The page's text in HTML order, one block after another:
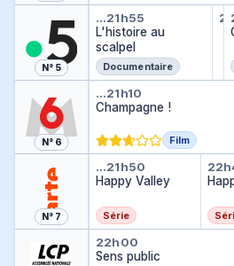
N° 5
L'histoire au
…21h55
L'histoire au
scalpel
Documentaire
N° 6
Champagne !
…21h10
Champagne !
Film
N° 7
Happy Valley
…21h50
Happy Valley
Série
Sens public
22h00
Sens public